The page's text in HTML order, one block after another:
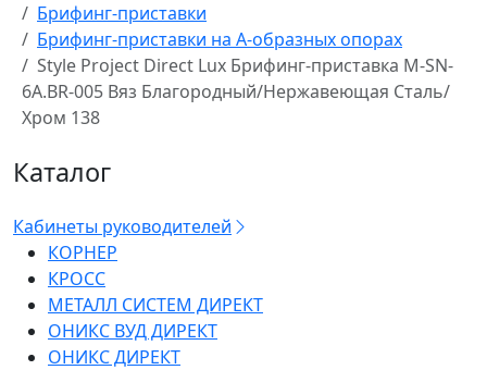
Брифинг-приставки
Брифинг-приставки на А-образных опорах
Style Project Direct Lux Брифинг-приставка M-SN-
6A.BR-005 Вяз Благородный/Нержавеющая Сталь/
Хром 138
Каталог
Кабинеты руководителей
КОРНЕР
КРОСС
МЕТАЛЛ СИСТЕМ ДИРЕКТ
ОНИКС ВУД ДИРЕКТ
ОНИКС ДИРЕКТ